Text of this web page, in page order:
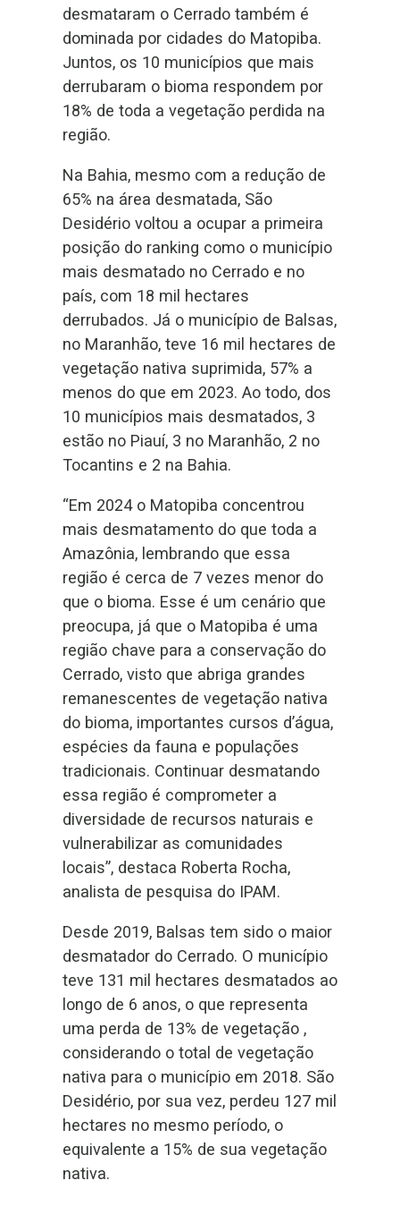
desmataram o Cerrado também é
dominada por cidades do Matopiba.
Juntos, os 10 municípios que mais
derrubaram o bioma respondem por
18% de toda a vegetação perdida na
região.
Na Bahia, mesmo com a redução de
65% na área desmatada, São
Desidério voltou a ocupar a primeira
posição do ranking como o município
mais desmatado no Cerrado e no
país, com 18 mil hectares
derrubados. Já o município de Balsas,
no Maranhão, teve 16 mil hectares de
vegetação nativa suprimida, 57% a
menos do que em 2023. Ao todo, dos
10 municípios mais desmatados, 3
estão no Piauí, 3 no Maranhão, 2 no
Tocantins e 2 na Bahia.
“Em 2024 o Matopiba concentrou
mais desmatamento do que toda a
Amazônia, lembrando que essa
região é cerca de 7 vezes menor do
que o bioma. Esse é um cenário que
preocupa, já que o Matopiba é uma
região chave para a conservação do
Cerrado, visto que abriga grandes
remanescentes de vegetação nativa
do bioma, importantes cursos d’água,
espécies da fauna e populações
tradicionais. Continuar desmatando
essa região é comprometer a
diversidade de recursos naturais e
vulnerabilizar as comunidades
locais”, destaca Roberta Rocha,
analista de pesquisa do IPAM.
Desde 2019, Balsas tem sido o maior
desmatador do Cerrado. O município
teve 131 mil hectares desmatados ao
longo de 6 anos, o que representa
uma perda de 13% de vegetação ,
considerando o total de vegetação
nativa para o município em 2018. São
Desidério, por sua vez, perdeu 127 mil
hectares no mesmo período, o
equivalente a 15% de sua vegetação
nativa.